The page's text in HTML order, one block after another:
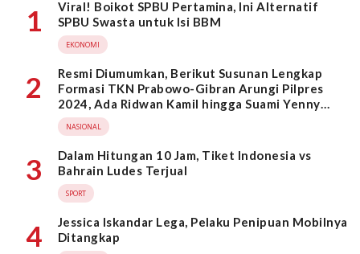
1
Viral! Boikot SPBU Pertamina, Ini Alternatif
SPBU Swasta untuk Isi BBM
EKONOMI
2
Resmi Diumumkan, Berikut Susunan Lengkap
Formasi TKN Prabowo-Gibran Arungi Pilpres
2024, Ada Ridwan Kamil hingga Suami Yenny
Wahid
NASIONAL
3
Dalam Hitungan 10 Jam, Tiket Indonesia vs
Bahrain Ludes Terjual
SPORT
4
Jessica Iskandar Lega, Pelaku Penipuan Mobilnya
Ditangkap